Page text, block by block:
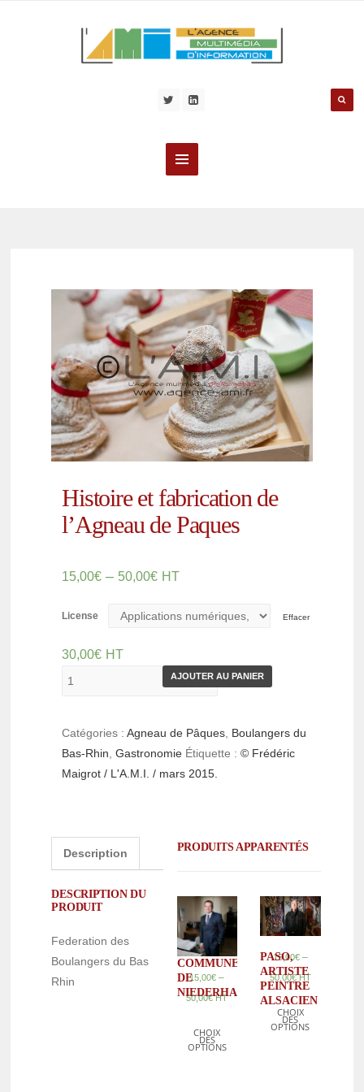
Histoire et fabrication de
l’Agneau de Paques
15,00€ – 50,00€ HT
License Effacer
30,00€ HT
AJOUTER AU PANIER
Catégories :Agneau de Pâques Boulangers du
Bas-Rhin ,Gastronomie Étiquette :© Frédéric
Maigrot / L'A.M.I. / mars 2015.
Description
DESCRIPTION DU
PRODUIT
Federation des
Boulangers du Bas
Rhin
PRODUITS APPARENTÉS
COMMUNE
DE
NIEDERHAUSBERGEN
15,00€ –
50,00€ HT
CHOIX
DES
OPTIONS
PASO,
ARTISTE
PEINTRE
ALSACIEN
15,00€–
50,00€ HT
CHOIX
DES
OPTIONS